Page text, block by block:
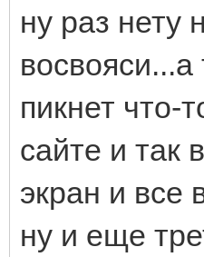
ну раз нету
пикнет что-
сайте и так
экран и все
ну и еще